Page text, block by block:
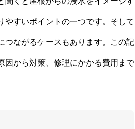
やすいポイントの一つです。そして
つながるケースもあります。この記
から対策、修理にかかる費用まで